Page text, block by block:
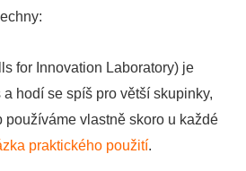
for Innovation Laboratory) je
hodí se spíš pro větší skupinky,
používáme vlastně skoro u každé
praktického použití.